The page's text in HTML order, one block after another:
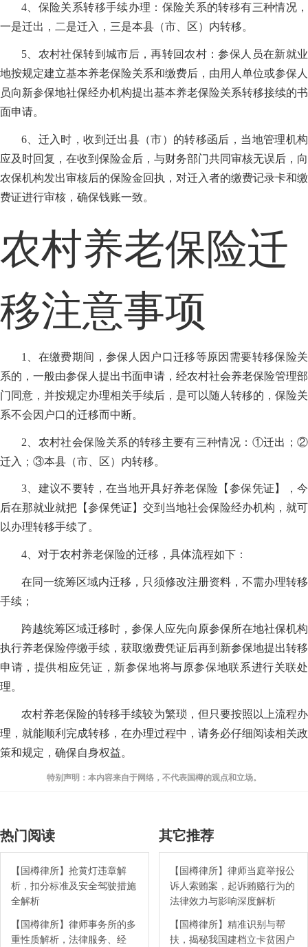
4、保险关系转移手续办理：保险关系的转移有三种情况，
一是迁出，二是迁入，三是本县（市、区）内转移。
5、农村社保转到城市后，再转回农村：参保人员在新就业
地按规定建立基本养老保险关系和缴费后，由用人单位或参保人
员向新参保地社保经办机构提出基本养老保险关系转移接续的书
面申请。
6、迁入时，收到迁出县（市）的转移函后，当地管理机构
应及时回复，在收到保险金后，与财务部门共同审核无误后，向
农保机构发出审核后的保险金回执，对迁入者的缴费记录卡和缴
费证进行审核，确保钱账一致。
农村养老保险迁
移注意事项
1、在缴费期间，参保人因户口迁移等原因需要转移保险关
系的，一般由参保人提出书面申请，经农村社会养老保险管理部
门同意，并按规定办理相关手续后，是可以随人转移的，保险关
系不会因户口的迁移而中断。
2、农村社会保险关系的转移主要有三种情况：①迁出；②
迁入；③本县（市、区）内转移。
3、建议不要转，在当地开具好养老保险【参保凭证】，今
后在那就业就把【参保凭证】交到当地社会保险经办机构，就可
以办理转移手续了。
4、对于农村养老保险的迁移，具体流程如下：
在同一统筹区域内迁移，只须修改注册资料，不需办理转移
手续；
跨越统筹区域迁移时，参保人应先向原参保所在地社保机构
执行养老保险停缴手续，获取缴费凭证后再到新参保地提出转移
申请，提供相应凭证，新参保地将与原参保地联系进行关联处
理。
农村养老保险的转移手续较为繁琐，但只要按照以上流程办
理，就能顺利完成转移，在办理过程中，请务必仔细阅读相关政
策和规定，确保自身权益。
特别声明：本内容来自于网络，不代表国樽的观点和立场。
热门阅读
【国樽律所】抢黄灯违章解
析，扣分标准及安全驾驶措施
全解析
【国樽律所】律师事务所的多
重性质解析，法律服务、经
其它推荐
【国樽律所】律师当庭举报公
诉人索贿案，起诉贿赂行为的
法律效力与影响深度解析
【国樽律所】精准识别与帮
扶，揭秘我国建档立卡贫困户